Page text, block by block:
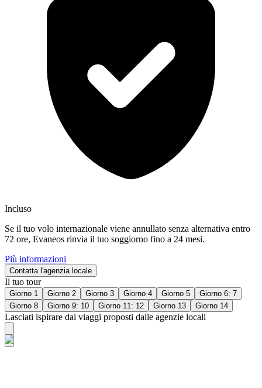
Incluso
Se il tuo volo internazionale viene annullato senza alternativa entro
72 ore, Evaneos rinvia il tuo soggiorno fino a 24 mesi.
Più informazioni
Contatta l'agenzia locale
Il tuo tour
Giorno 1 Giorno 2 Giorno 3 Giorno 4 Giorno 5
Giorno 6: 7
Giorno 8
Giorno 9: 10 Giorno 11: 12 Giorno 13 Giorno 14
Lasciati ispirare dai viaggi proposti dalle agenzie locali